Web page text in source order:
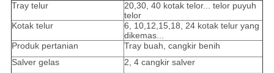
Tray telur
20,30, 40 kotak telor... telor puyuh
telor
Kotak telur
6, 10,12,15,18, 24 kotak telur yang
dikemas...
Produk pertanian
Tray buah, cangkir benih
Salver gelas
2, 4 cangkir salver